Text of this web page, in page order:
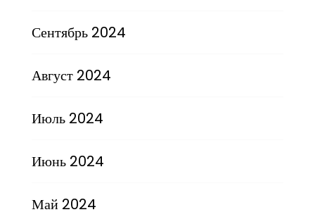
Сентябрь 2024
Август 2024
Июль 2024
Июнь 2024
Май 2024